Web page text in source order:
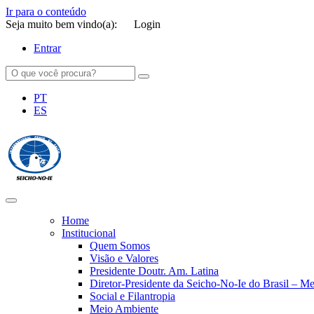
Ir para o conteúdo
Seja muito bem vindo(a):
Login
Entrar
PT
ES
Home
Institucional
Quem Somos
Visão e Valores
Presidente Doutr. Am. Latina
Diretor-Presidente da Seicho-No-Ie do Brasil –
Social e Filantropia
Meio Ambiente